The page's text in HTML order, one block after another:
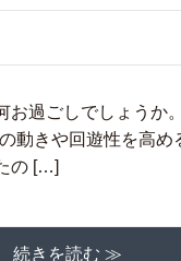
過ごしでしょうか
動きや回遊性を高
の […]
続きを読む ≫